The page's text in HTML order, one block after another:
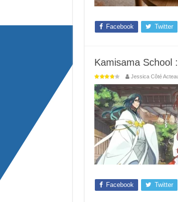
Facebook Twitter
Kamisama School
Jessica Côté
Facebook Twitter